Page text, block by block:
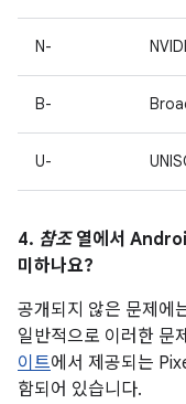
N-
B-
U-
4. 참조열에서
미하나요?
공개되지 않은 문제에
일반적으로 이러한 문
이트에서 제공되는
함되어 있습니다.